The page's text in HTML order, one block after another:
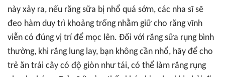
này xảy ra, nếu răng sữa bị nhổ quá sớm, các nha sĩ sẽ
đeo hàm duy trì khoảng trống nhằm giữ cho răng vĩnh
viễn có đúng vị trí để mọc lên. Đối với răng sữa rụng bình
thường, khi răng lung lay, bạn không cần nhổ, hãy để cho
trẻ ăn trái cây có độ giòn như tái, có thể làm răng rụng